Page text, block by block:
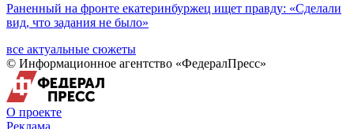
Раненный на фронте екатеринбуржец ищет правду: «Сделали
вид, что задания не было»
все актуальные сюжеты
© Информационное агентство «ФедералПресс»
О проекте
Реклама